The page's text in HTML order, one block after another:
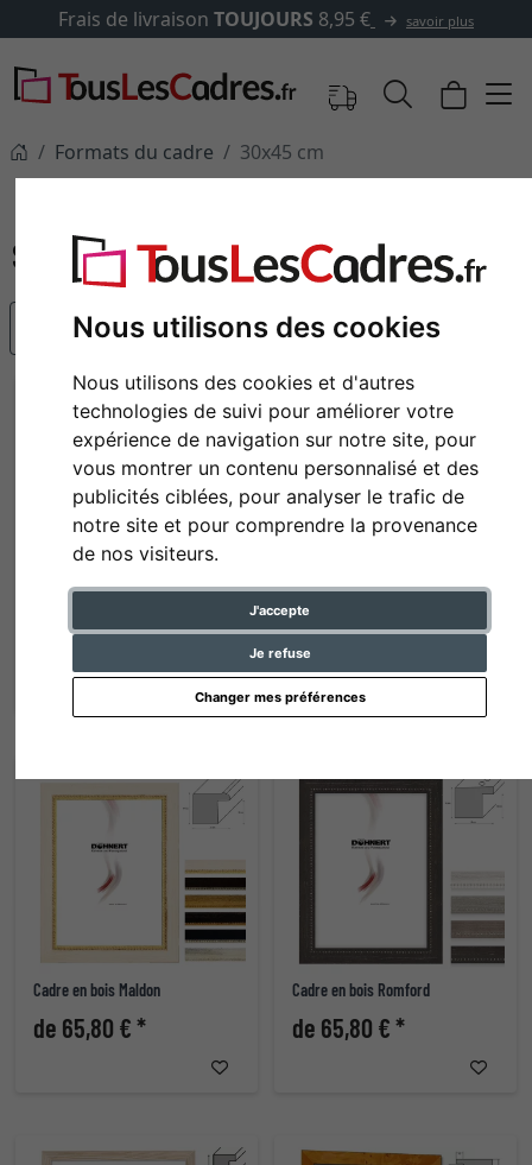
Nous utilisons des cookies
Nous utilisons des cookies et d'autres
technologies de suivi pour améliorer votre
expérience de navigation sur notre site, pour
vous montrer un contenu personnalisé et des
publicités ciblées, pour analyser le trafic de
notre site et pour comprendre la provenance
de nos visiteurs.
J'accepte
Je refuse
Changer mes préférences
8,95 € savoir plus ✓500 000
Formats du cadre 30x45 cm
populaire
de 65,80 € *
Cadre en plastique Barbican
de 65,80 € *
Cadre en bois Maldon
de 65,80 € *
Cadre en bois Romford
de 65,80 € *